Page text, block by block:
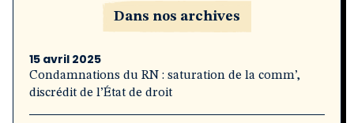
Dans nos archives
15 avril 2025
Condamnations du RN : saturation de la comm’,
discrédit de l’État de droit